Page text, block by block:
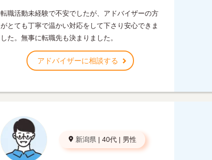
転職活動未経験で不安でしたが、アドバイザーの方
がとても丁寧で温かい対応をして下さり安心できま
した。無事に転職先も決まりました。
アドバイザーに相談する
新潟県 | 40代 | 男性